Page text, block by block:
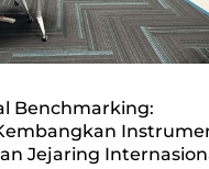
Benchmarking:
Jejaring